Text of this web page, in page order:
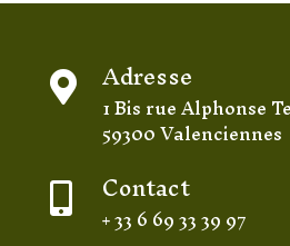
 Adresse
1 Bis rue Alphonse
59300 Valenciennes
 Contact
+ 33 6 69 33 39 97